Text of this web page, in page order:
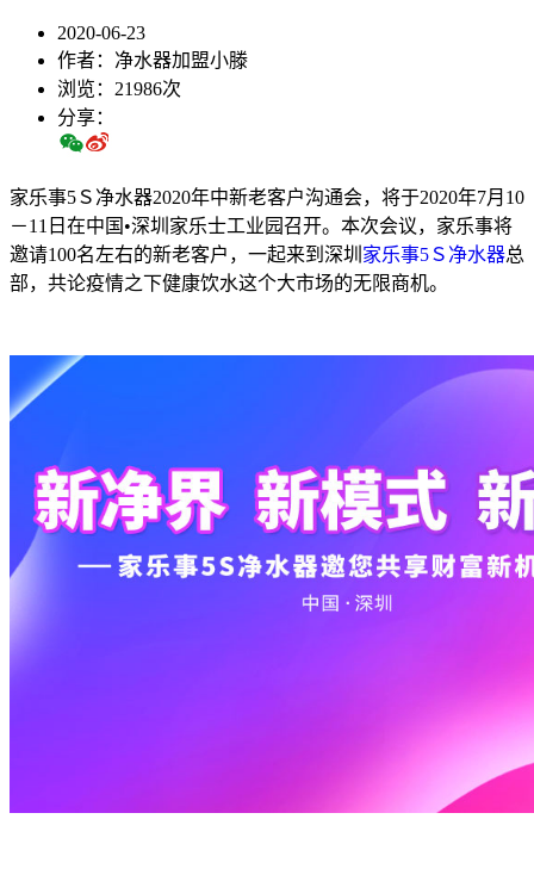
2020-06-23
作者：净水器加盟小滕
浏览：21986次
分享：
家乐事5Ｓ净水器2020年中新老客户沟通会，将于2020年7月10
－11日在中国•深圳家乐士工业园召开。本次会议，家乐事将
邀请100名左右的新老客户，一起来到深圳 家乐事5Ｓ净水器总
部，共论疫情之下健康饮水这个大市场的无限商机。